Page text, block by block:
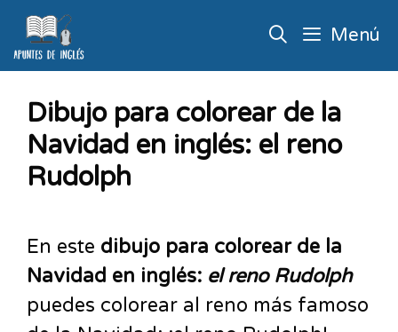
Menú
Dibujo para colorear de la
Navidad en inglés: el reno
Rudolph
En este dibujo para colorear de la
Navidad en inglés: el reno Rudolph
puedes colorear al reno más famoso